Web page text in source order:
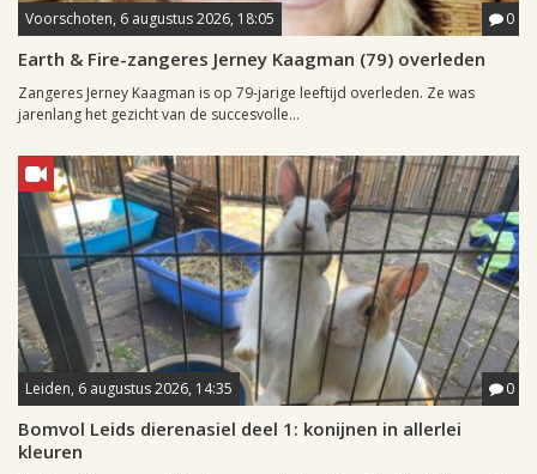
Voorschoten, 6 augustus 2026, 18:05 0
Earth & Fire-zangeres Jerney Kaagman (79) overleden
Zangeres Jerney Kaagman is op 79-jarige leeftijd overleden. Ze was
jarenlang het gezicht van de succesvolle...
Leiden, 6 augustus 2026, 14:35 0
Bomvol Leids dierenasiel deel 1: konijnen in allerlei
kleuren